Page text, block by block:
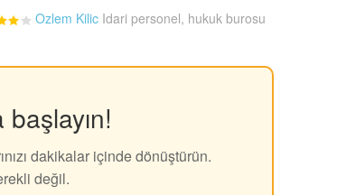
Ozlem Kilic Idari personel, hukuk burosu
dakikalar içinde dönüştürün.
değil.